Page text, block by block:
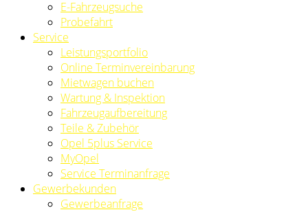
E-Fahrzeugsuche
Probefahrt
Service
Leistungsportfolio
Online Terminvereinbarung
Mietwagen buchen
Wartung & Inspektion
Fahrzeugaufbereitung
Teile & Zubehör
Opel 5plus Service
MyOpel
Service Terminanfrage
Gewerbekunden
Gewerbeanfrage